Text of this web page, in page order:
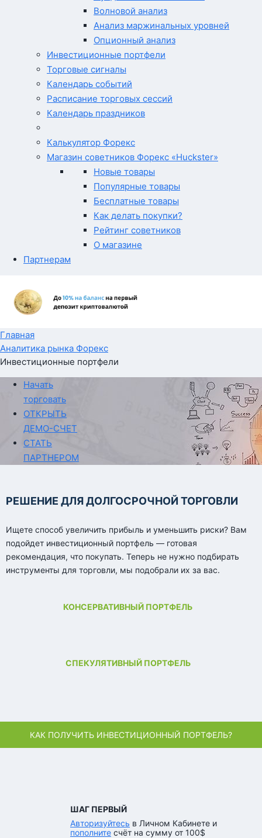
Волновой анализ
Анализ маржинальных уровней
Опционный анализ
Инвестиционные портфели
Торговые сигналы
Календарь событий
Расписание торговых сессий
Календарь праздников
Калькулятор Форекс
Магазин советников Форекс «Huckster»
Новые товары
Популярные товары
Бесплатные товары
Как делать покупки?
Рейтинг советников
О магазине
Партнерам
Главная
Аналитика рынка Форекс
Инвестиционные портфели
Начать
торговать
ОТКРЫТЬ
ДЕМО-СЧЕТ
СТАТЬ
ПАРТНЕРОМ
РЕШЕНИЕ ДЛЯ ДОЛГОСРОЧНОЙ ТОРГОВЛИ
Ищете способ увеличить прибыль и уменьшить риски? Вам
подойдет инвестиционный портфель — готовая
рекомендация, что покупать. Теперь не нужно подбирать
инструменты для торговли, мы подобрали их за вас.
КОНСЕРВАТИВНЫЙ ПОРТФЕЛЬ
СПЕКУЛЯТИВНЫЙ ПОРТФЕЛЬ
КАК ПОЛУЧИТЬ ИНВЕСТИЦИОННЫЙ ПОРТФЕЛЬ?
ШАГ ПЕРВЫЙ
Авторизуйтесь в Личном Кабинете и
пополните счёт на сумму от 100$